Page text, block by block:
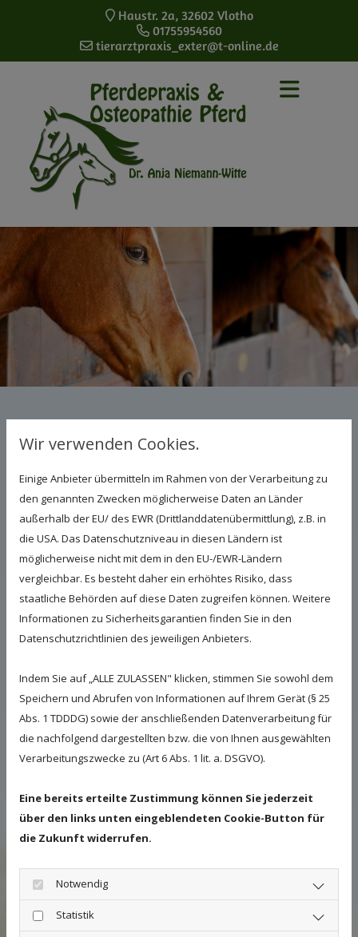
Haustr. 2a, 32602 Vlotho
01755954560
tierarztpraxis_exter@t-online.de
Meine Leistungen für Pferde im
Überblick
Lahmheitsdiagnostik:
Ultraschall, digitales Röntgen,
Kolikerbehandlung
Diagnostik und Behandlung von
Atemwegserkrankungen inkl. Bronchoskopie
Ankaufsuntersuchung inkl. Digitalem Röntgen
Gynäkologie:
Zuchttauglichkeitsuntersuchung inkl.
Tupferprobe, Ultraschall und Uterusbiopsie,
Künstliche Besamung
Trächtigkeitsuntersuchung incl.
Betreuung der Trächtigkeit
Geburtshilfe
Wir verwenden Cookies.
Einige Anbieter übermitteln im Rahmen von der Verarbeitung zu
den genannten Zwecken möglicherweise Daten an Länder
außerhalb der EU/ des EWR (Drittlanddatenübermittlung), z.B. in
die USA. Das Datenschutzniveau in diesen Ländern ist
möglicherweise nicht mit dem in den EU-/EWR-Ländern
vergleichbar. Es besteht daher ein erhöhtes Risiko, dass
staatliche Behörden auf diese Daten zugreifen können. Weitere
Informationen zu Sicherheitsgarantien finden Sie in den
Datenschutzrichtlinien des jeweiligen Anbieters.
Indem Sie auf „ALLE ZULASSEN" klicken, stimmen Sie sowohl dem
Speichern und Abrufen von Informationen auf Ihrem Gerät (§ 25
Abs. 1 TDDDG) sowie der anschließenden Datenverarbeitung für
die nachfolgend dargestellten bzw. die von Ihnen ausgewählten
Verarbeitungszwecke zu (Art 6 Abs. 1 lit. a. DSGVO).
Eine bereits erteilte Zustimmung können Sie jederzeit
über den links unten eingeblendeten Cookie-Button für
die Zukunft widerrufen.
Notwendig
Statistik